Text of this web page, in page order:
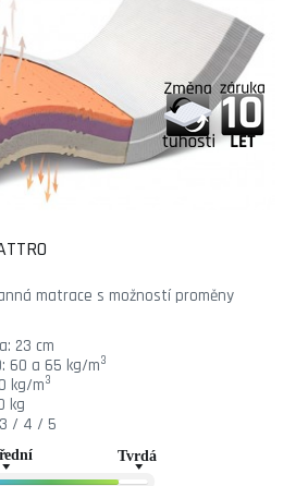
matrace s možností proměny
23 cm
60 a 65 kg/m3
kg/m3
kg
/ 4 / 5